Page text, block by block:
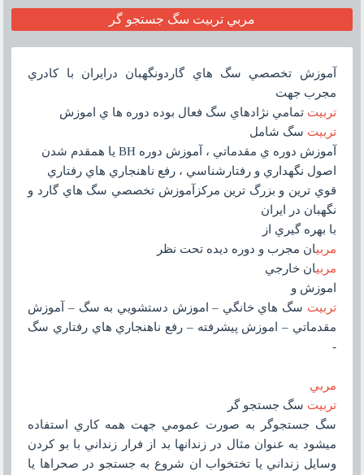
مربي تربيت سگ جستجو گر
آموزش تخصصي سگ هاي گاردونگهبان درايران با کادري
مجرب جهت
تربيت تمامي نژادهاي سگ فعال بوده دوره ها ي اموزش
تربيت سگ شامل
آموزش دوره ي مقدماتي ، آموزش دوره BH يا همقدم شدن
اصول نگهداري و رفتارشناسي ، رفع ناهنجاري هاي رفتاري
قوي ترين و بزرگ ترين مرکزآموزش تخصصي سگ هاي گارد و
نگهبان در ايران
با بهره گيري از
مربيان مجرب و دوره ديده تحت نظر
مربيان خارجي
اموزش و
تربيت سگ هاي خانگي – اموزش دستشويي به سگ – آموزش
مقدماتي – اموزش پيشرفته – رفع ناهنجاري هاي رفتاري سگ
-
مربي
تربيت سگ جستجو گر
سگ جستجوگر به صورت عمومي جهت همه کاري استفاده
ميشود به عنوان مثال در زندانها بد از فرار زنداني با بو کردن
وسايل زنداني يا تختخواب ان شروع به جستجو در صحراها يا